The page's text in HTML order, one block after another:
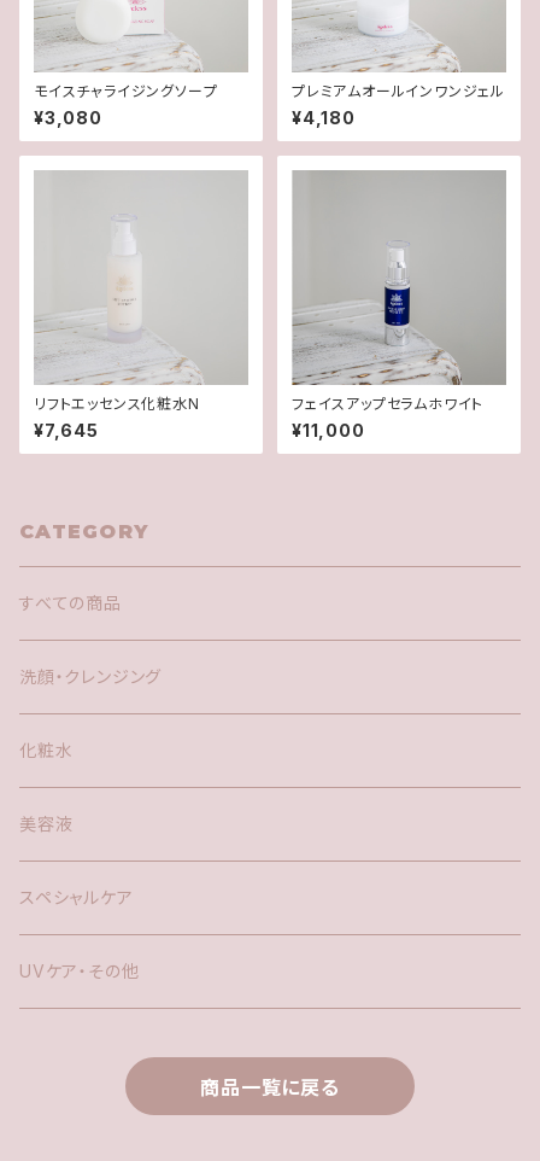
モイスチャライジングソープ
¥3,080
プレミアムオールインワンジェル
¥4,180
リフトエッセンス化粧水N
¥7,645
フェイスアップセラムホワイト
¥11,000
CATEGORY
すべての商品
洗顔・クレンジング
化粧水
美容液
スペシャルケア
UVケア・その他
商品一覧に戻る